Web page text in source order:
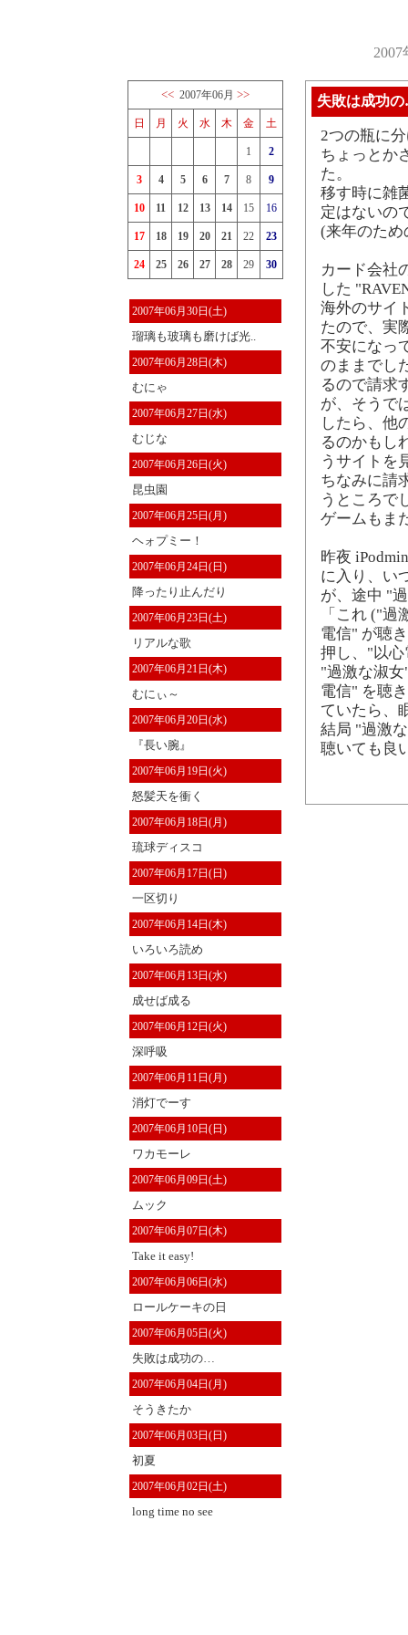
<< 2007年06月 >>
日 月 火 水 木 金 土
1 2
3 4 5 6 7 8 9
10 11 12 13 14 15 16
17 18 19 20 21 22 23
24 25 26 27 28 29 30
2007年06月30日(土)
瑠璃も玻璃も磨けば光..
2007年06月28日(木)
むにゃ
2007年06月27日(水)
むじな
2007年06月26日(火)
昆虫園
2007年06月25日(月)
ヘォプミー！
2007年06月24日(日)
降ったり止んだり
2007年06月23日(土)
リアルな歌
2007年06月21日(木)
むにぃ～
2007年06月20日(水)
『長い腕』
2007年06月19日(火)
怒髪天を衝く
2007年06月18日(月)
琉球ディスコ
2007年06月17日(日)
一区切り
2007年06月14日(木)
いろいろ読め
2007年06月13日(水)
成せば成る
2007年06月12日(火)
深呼吸
2007年06月11日(月)
消灯でーす
2007年06月10日(日)
ワカモーレ
2007年06月09日(土)
ムック
2007年06月07日(木)
Take it easy!
2007年06月06日(水)
ロールケーキの日
2007年06月05日(火)
失敗は成功の…
2007年06月04日(月)
そうきたか
2007年06月03日(日)
初夏
2007年06月02日(土)
long time no see
失敗は成功
2つの瓶に
ちょっとか
た。
移す時に雑
定はないの
(来年のた
カード会社
した
海外のサイ
たので、実
不安になっ
のままでし
るので請求
が、そうで
したら、他
るのかもし
うサイトを
ちなみに請
うところで
ゲームもま
昨夜
に入り、い
が、途中 "
「これ ("
電信" が聴
押し、"以
"過激な淑
電信" を聴
ていたら、
結局 "過激
聴いても良